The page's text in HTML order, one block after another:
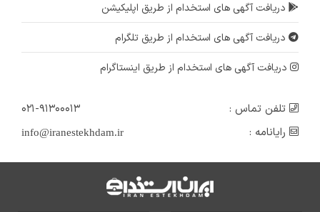
دریافت آگهی های استخدام از طریق اپلیکیشن
دریافت آگهی های استخدام از طریق تلگرام
دریافت آگهی های استخدام از طریق اینستاگرام
تلفن تماس :
۰۲۱-۹۱۳۰۰۰۱۳
رایانامه :
info@iranestekhdam.ir